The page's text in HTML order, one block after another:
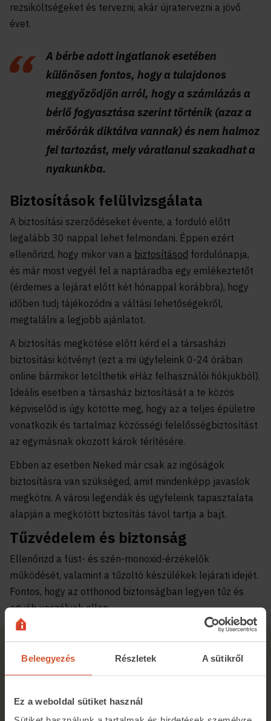
Beleegyezés Részletek A sütikről
Ez a weboldal sütiket használ
rezsiköltségeket és tervezni, akár újratervezni a jövő
évet.
A bérbe adott ingatlanok esetében
különösen fontos, hogy a tulajdonos
meggyőződjön arról, hogy a számlázás a
bérlő fogyasztása szerint történik (azaz a
mérőórák diktálva vannak) és nem halmoz
fel tartozást, mely váratlanul szakadhat a
nyakunkba.
Biztosítások felülvizsgálata
A biztosítási szerződéseket évente, a forduló előtt
legalább 30 nappal lehet felmondani. Éppen ezért
ellenőrizd, hogy mikor van a biztosításod fordulónapja,
és már most vegyél fel a naptáradba egy emlékeztetőt
(érdemes a lejárat előtt két hónappal korábbra), hogy
időben tudj tájékozódni a váltási lehetőségekről,
megtalálni a legjobb ajánlatot.
A biztosítás megkötése előtt kérd el a társasházi
biztosítási kötvényt (ezt a mi ügyfeleink 0-24 órában
online bármikor letölthetik eHáz felhasználói fiókjukból).
Ideális esetben a társasház biztosítását a te közös
képviselőd is úgy kötötte meg, hogy az a teljes épületre
vonatkozik és tartalmaz közösségi felelősségbiztosítást
az egymásnak okozott károk térítésére.
Ebben az esetben Neked már csak az ingóságok
biztosításra van szükséged, amit mindenképp javaslok
megkötni. A városi legendák és ügyfeleink tapasztalata
alapján a megkötött biztosítás távol tartja a bajt.
Tűzvédelem és biztonság
Ellenőrizd a füst- és szén-monoxid-érzékelők
működését, valamint a tűzoltó készülékek lejárati idejét.
Fontos, hogy az otthonod biztonságban legyen tűz és
egyéb veszélyek ellen.
Kapcsolódó cikk